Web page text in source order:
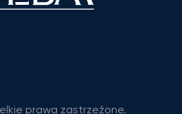
prawa zastrzeżone.